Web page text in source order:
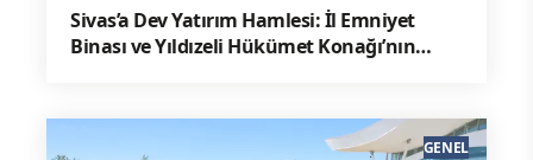
Sivas’a Dev Yatırım Hamlesi: İl Emniyet
Binası ve Yıldızeli Hükümet Konağı’nın
GENEL